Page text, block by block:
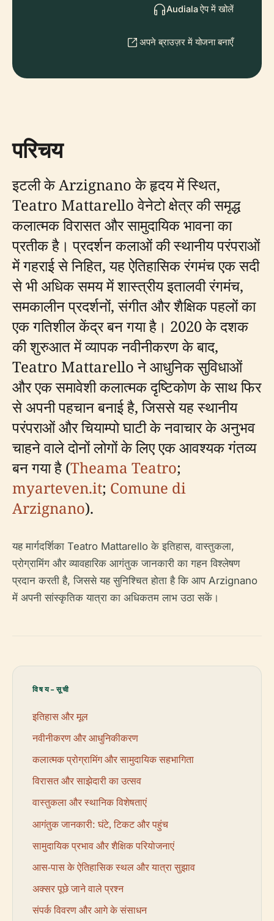
Audiala ऐप में खोलें
अपने ब्राउज़र में योजना बनाएँ
परिचय
इटली के Arzignano के हृदय में स्थित,
Teatro Mattarello वेनेटो क्षेत्र की समृद्ध
कलात्मक विरासत और सामुदायिक भावना का
प्रतीक है। प्रदर्शन कलाओं की स्थानीय परंपराओं
में गहराई से निहित, यह ऐतिहासिक रंगमंच एक सदी
से भी अधिक समय में शास्त्रीय इतालवी रंगमंच,
समकालीन प्रदर्शनों, संगीत और शैक्षिक पहलों का
एक गतिशील केंद्र बन गया है। 2020 के दशक
की शुरुआत में व्यापक नवीनीकरण के बाद,
Teatro Mattarello ने आधुनिक सुविधाओं
और एक समावेशी कलात्मक दृष्टिकोण के साथ फिर
से अपनी पहचान बनाई है, जिससे यह स्थानीय
परंपराओं और चियाम्पो घाटी के नवाचार के अनुभव
चाहने वाले दोनों लोगों के लिए एक आवश्यक गंतव्य
बन गया है (Theama Teatro;
myarteven.it; Comune di
Arzignano).
यह मार्गदर्शिका Teatro Mattarello के इतिहास, वास्तुकला,
प्रोग्रामिंग और व्यावहारिक आगंतुक जानकारी का गहन विश्लेषण
प्रदान करती है, जिससे यह सुनिश्चित होता है कि आप Arzignano
में अपनी सांस्कृतिक यात्रा का अधिकतम लाभ उठा सकें।
विषय-सूची
इतिहास और मूल
नवीनीकरण और आधुनिकीकरण
कलात्मक प्रोग्रामिंग और सामुदायिक सहभागिता
विरासत और साझेदारी का उत्सव
वास्तुकला और स्थानिक विशेषताएं
आगंतुक जानकारी: घंटे, टिकट और पहुंच
सामुदायिक प्रभाव और शैक्षिक परियोजनाएं
आस-पास के ऐतिहासिक स्थल और यात्रा सुझाव
अक्सर पूछे जाने वाले प्रश्न
संपर्क विवरण और आगे के संसाधन